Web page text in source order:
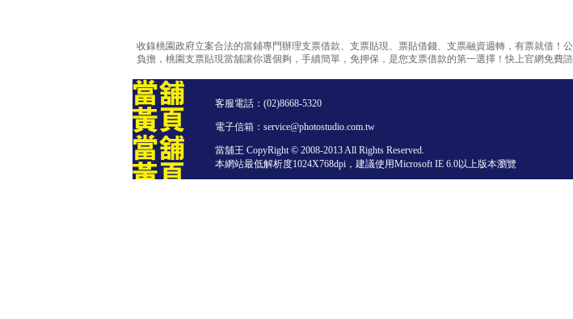
收錄桃園政府立案合法的當鋪專門辦理支票借款、支票貼現、票貼借錢、支票融資週轉，有票就借
負擔，桃園支票貼現當舖讓你選個夠，手續簡單，免押保，是您支票借款的第一選擇！快上官網免費諮
客服電話： (02)8668-5320
電子信箱：service@photostudio.com.tw
當舖王 CopyRight © 2008-2013 All Rights Reserved.
本網站最低解析度1024X768dpi，建議使用Microsoft IE 6.0以上版本瀏覽